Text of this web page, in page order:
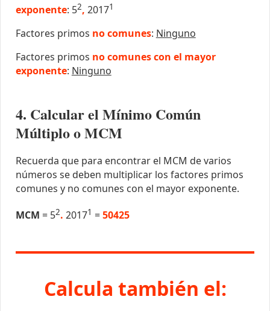
exponente: 52, 20171
Factores primos no comunes: Ninguno
Factores primos no comunes con el mayor
exponente: Ninguno
4. Calcular el Mínimo Común
Múltiplo o MCM
Recuerda que para encontrar el MCM de varios
números se deben multiplicar los factores primos
comunes y no comunes con el mayor exponente.
MCM = 52. 20171 =50425
Calcula también el: